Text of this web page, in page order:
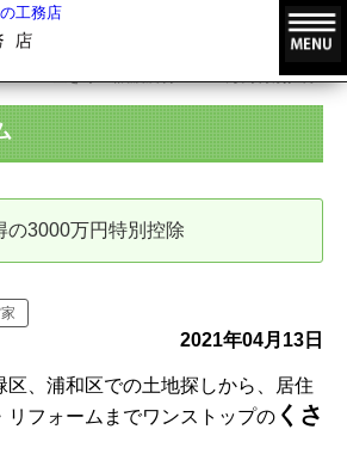
工務店
空き家の譲渡所得の3000万円特別控除
の3000万円特別控除
2021年04月13日
区、浦和区での土地探しから、居住
リフォームまでワンストップの くさ